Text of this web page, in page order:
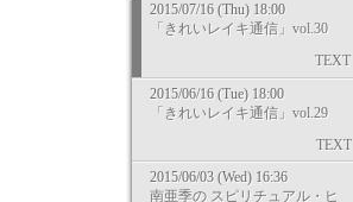
2015/07/16 (Thu) 18:00
「きれいレイキ通信」vol.30
TEXT
2015/06/16 (Tue) 18:00
「きれいレイキ通信」vol.29
TEXT
2015/06/03 (Wed) 16:36
南亜季の スピリチュアル・ヒ